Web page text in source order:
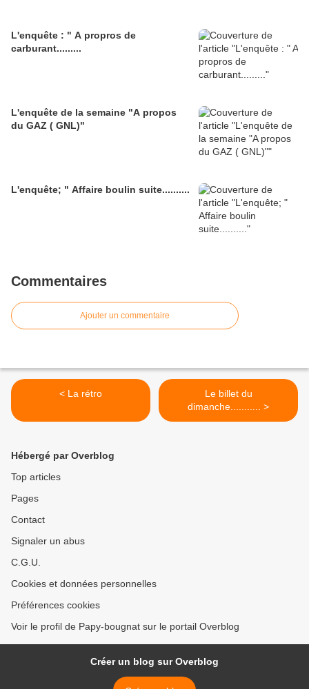
L'enquête : " A propros de
carburant.........
L'enquête de la semaine "A propos
du GAZ ( GNL)"
L'enquête; " Affaire boulin suite..........
Commentaires
Ajouter un commentaire
< La rétro
Le billet du
dimanche........... >
Hébergé par Overblog
Top articles
Pages
Contact
Signaler un abus
C.G.U.
Cookies et données personnelles
Préférences cookies
Voir le profil de Papy-bougnat sur le portail Overblog
Créer un blog sur Overblog